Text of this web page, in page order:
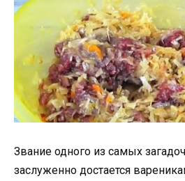
Звание одного из самых
заслуженно достается